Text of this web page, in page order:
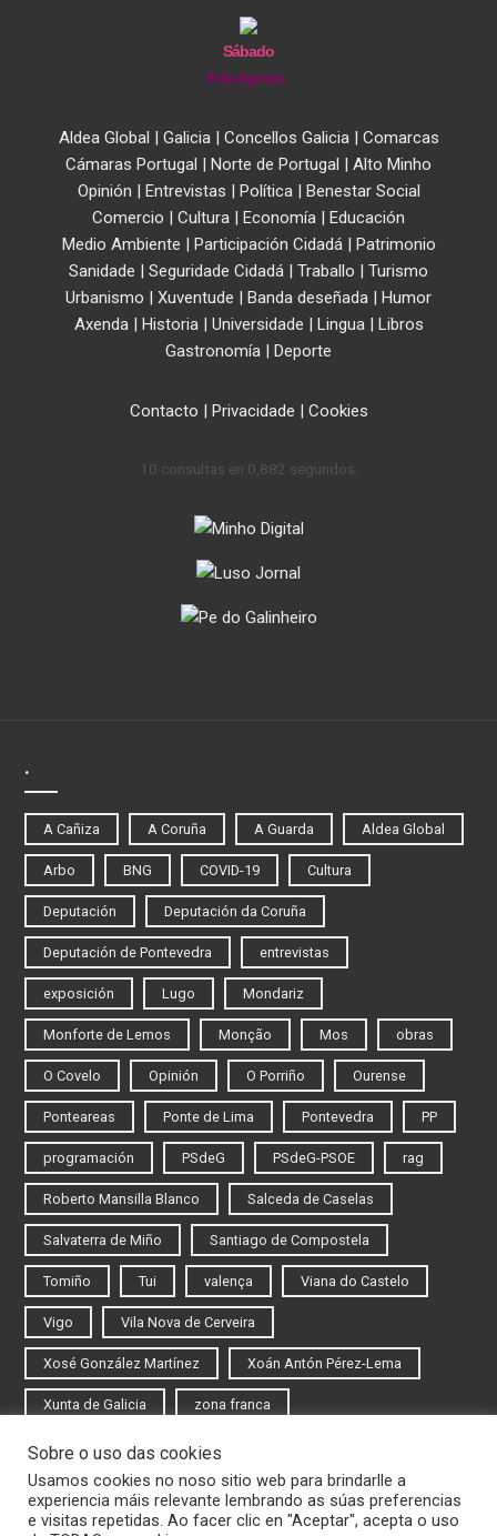
Sábado
8 de Agosto
Aldea Global | Galicia| Concellos Galicia| Comarcas
Cámaras Portugal | Norte de Portugal | Alto Minho
Opinión | Entrevistas | Política| Benestar Social
Comercio | Cultura | Economía | Educación
Medio Ambiente | Participación Cidadá| Patrimonio
Sanidade | Seguridade Cidadá | Traballo | Turismo
Urbanismo | Xuventude | Banda deseñada | Humor
Axenda| Historia| Universidade | Lingua| Libros
Gastronomía | Deporte
Contacto | Privacidade | Cookies
10 consultas en 0,882 segundos.
.
A Cañiza A Coruña A Guarda Aldea Global
Arbo BNG COVID-19 Cultura
Deputación Deputación da Coruña
Deputación de Pontevedra entrevistas
exposición Lugo Mondariz
Monforte de Lemos Monção Mos obras
O Covelo Opinión O Porriño Ourense
Ponteareas Ponte de Lima Pontevedra PP
programación PSdeG PSdeG-PSOE rag
Roberto Mansilla Blanco Salceda de Caselas
Salvaterra de Miño Santiago de Compostela
Tomiño Tui valença Viana do Castelo
Vigo Vila Nova de Cerveira
Xosé González Martínez Xoán Antón Pérez-Lema
Xunta de Galicia zona franca
Iniciar sesión
Rexistrarse
Sobre o uso das cookies
Usamos cookies no noso sitio web para brindarlle a
experiencia máis relevante lembrando as súas preferencias
e visitas repetidas. Ao facer clic en "Aceptar", acepta o uso